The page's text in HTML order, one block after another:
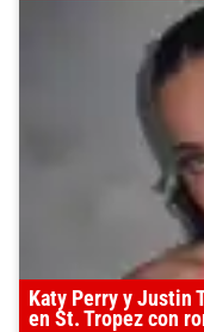
Katy Perry y Justin
en St. Tropez con